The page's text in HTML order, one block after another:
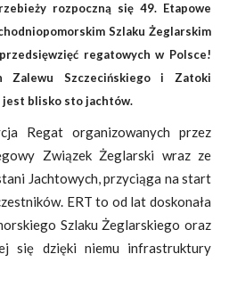
rozpoczną się 49. Etapowe
Szlaku Żeglarskim
regatowych w Polsce!
Szczecińskiego i Zatoki
jest blisko sto jachtów.
Regat organizowanych przez
Związek Żeglarski wraz ze
Jachtowych, przyciąga na start
ERT to od lat doskonała
Szlaku Żeglarskiego oraz
się dzięki niemu infrastruktury